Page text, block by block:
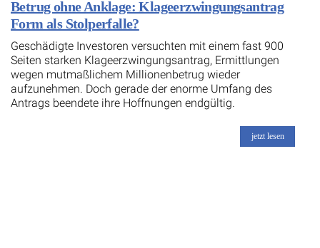
Betrug ohne Anklage: Klageerzwingungsantrag
Form als Stolperfalle?
Geschädigte Investoren versuchten mit einem fast 900
Seiten starken Klageerzwingungsantrag, Ermittlungen
wegen mutmaßlichem Millionenbetrug wieder
aufzunehmen. Doch gerade der enorme Umfang des
Antrags beendete ihre Hoffnungen endgültig.
jetzt lesen